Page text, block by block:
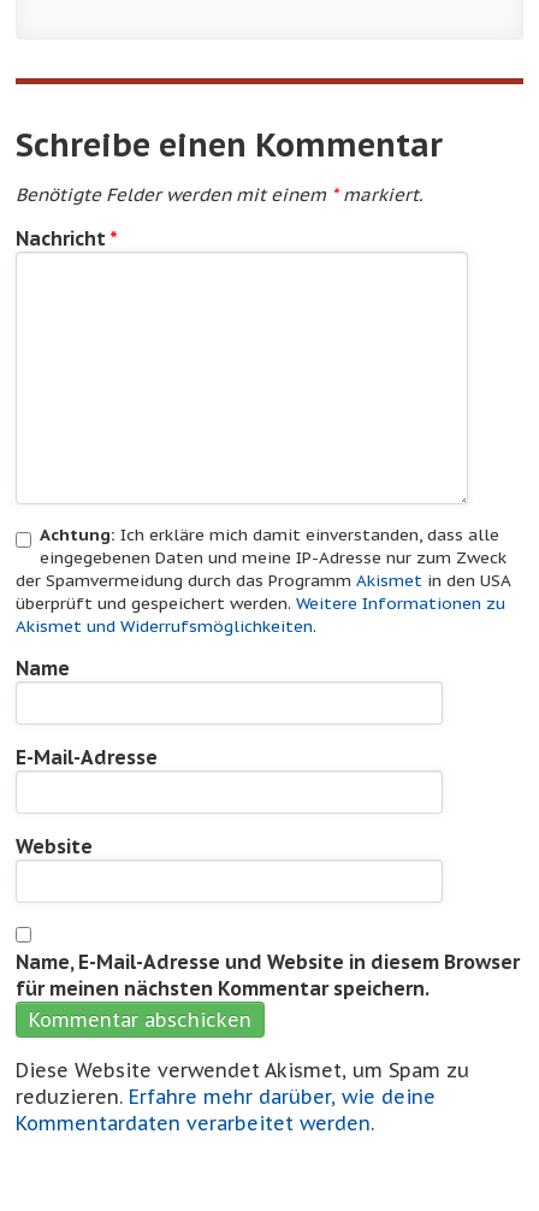
Schreibe einen Kommentar
Benötigte Felder werden mit einem *markiert.
Nachricht *
Achtung: Ich erkläre mich damit einverstanden, dass alle
eingegebenen Daten und meine IP-Adresse nur zum Zweck
der Spamvermeidung durch das ProgrammAkismet in den USA
überprüft und gespeichert werden.Weitere Informationen zu
Akismet und Widerrufsmöglichkeiten.
Name
E-Mail-Adresse
Website
Name, E-Mail-Adresse und Website in diesem Browser
für meinen nächsten Kommentar speichern.
Diese Website verwendet Akismet, um Spam zu
reduzieren. Erfahre mehr darüber, wie deine
Kommentardaten verarbeitet werden.